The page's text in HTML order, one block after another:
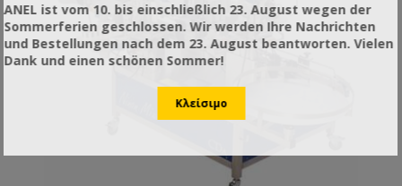
ANEL ist vom 10. bis einschließlich 23. August wegen der
Sommerferien geschlossen. Wir werden Ihre Nachrichten
und Bestellungen nach dem 23. August beantworten. Vielen
Dank und einen schönen Sommer!